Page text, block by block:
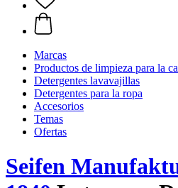
Marcas
Productos de limpieza para la
Detergentes lavavajillas
Detergentes para la ropa
Accesorios
Temas
Ofertas
Seifen